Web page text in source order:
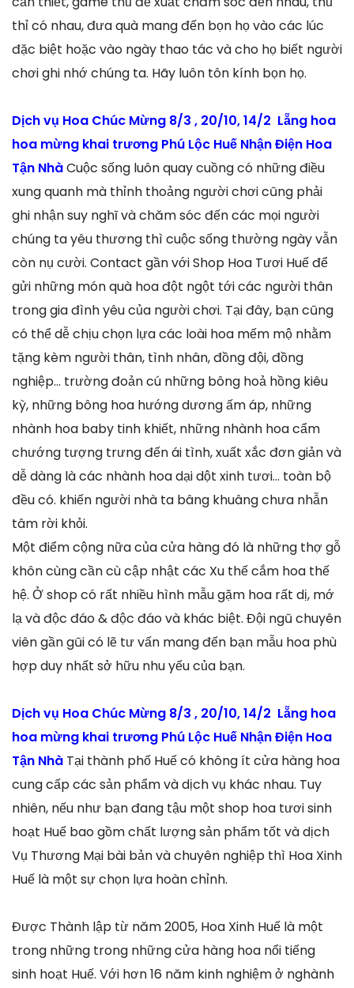
thỉ có nhau, đưa quà mang đến bọn họ vào các lúc
đặc biệt hoặc vào ngày thao tác và cho họ biết người
chơi ghi nhớ chúng ta. Hãy luôn tôn kính bọn họ.
Dịch vụ Hoa Chúc Mừng 8/3 , 20/10, 14/2 Lẵng hoa
hoa mừng khai trương Phú Lộc Huế Nhận Điện Hoa
Tận NhàCuộc sống luôn quay cuồng có những điều
xung quanh mà thỉnh thoảng người chơi cũng phải
ghi nhận suy nghĩ và chăm sóc đến các mọi người
chúng ta yêu thương thì cuộc sống thường ngày vẫn
còn nụ cười. Contact gần với Shop Hoa Tươi Huế để
gửi những món quà hoa đột ngột tới các người thân
trong gia đình yêu của người chơi. Tại đây, bạn cũng
có thể dễ chịu chọn lựa các loài hoa mếm mộ nhằm
tặng kèm người thân, tình nhân, đồng đội, đồng
nghiệp… trường đoản cú những bông hoả hồng kiêu
kỳ, những bông hoa hướng dương ấm áp, những
nhành hoa baby tinh khiết, những nhành hoa cẩm
chướng tượng trưng đến ái tình, xuất xắc đơn giản và
dễ dàng là các nhành hoa dại dột xinh tươi… toàn bộ
đều có. khiến người nhà ta bâng khuâng chưa nhẫn
tâm rời khỏi.
Một điểm cộng nữa của cửa hàng đó là những thợ gỗ
khôn cùng cần cù cập nhật các Xu thế cắm hoa thế
hệ. Ở shop có rất nhiều hình mẫu gặm hoa rất dị, mớ
lạ và độc đáo & độc đáo và khác biệt. Đội ngũ chuyên
viên gần gũi có lẽ tư vấn mang đến bạn mẫu hoa phù
hợp duy nhất sở hữu nhu yếu của bạn.
Dịch vụ Hoa Chúc Mừng 8/3 , 20/10, 14/2 Lẵng hoa
hoa mừng khai trương Phú Lộc Huế Nhận Điện Hoa
Tận Nhà Tại thành phố Huế có không ít cửa hàng hoa
cung cấp các sản phẩm và dịch vụ khác nhau. Tuy
nhiên, nếu như bạn đang tậu một shop hoa tươi sinh
hoạt Huế bao gồm chất lượng sản phẩm tốt và dịch
Vụ Thương Mại bài bản và chuyên nghiệp thì Hoa Xinh
Huế là một sự chọn lựa hoàn chỉnh.
Được Thành lập từ năm 2005, Hoa Xinh Huế là một
trong những trong những cửa hàng hoa nổi tiếng
sinh hoạt Huế. Với hơn 16 năm kinh nghiệm ở nghành